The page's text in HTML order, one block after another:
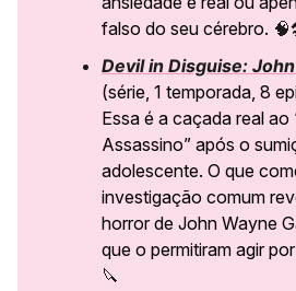
falso do seu cérebro. 🧠
Devil in Disguise:
(série, 1 temporada, 8
Essa é a caçada real ao
Assassino” após o
adolescente. O que
investigação comum
horror de John Wayne
que o permitiram agir
🔪